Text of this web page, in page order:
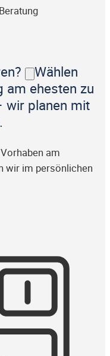
Wählen
am ehesten zu
wir planen mit
am
wir im persönlichen